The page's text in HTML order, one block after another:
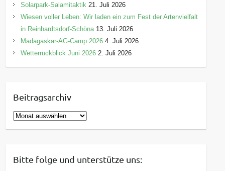
Solarpark-Salamitaktik 21. Juli 2026
Wiesen voller Leben: Wir laden ein zum Fest der Artenvielfalt
in Reinhardtsdorf-Schöna 13. Juli 2026
Madagaskar-AG-Camp 2026 4. Juli 2026
Wetterrückblick Juni 2026 2. Juli 2026
Beitragsarchiv
B
e
r
Bitte folge und unterstütze uns: